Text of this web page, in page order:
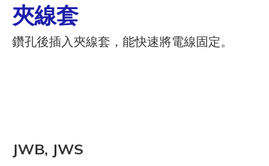
夾線套
鑽孔後插入夾線套，能快速將電線固定。
JWB, JWS